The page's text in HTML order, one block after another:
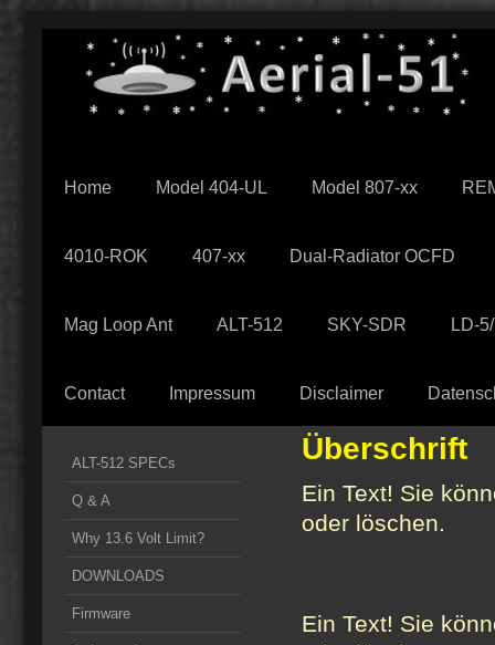
Home Model 404-UL Model 807-xx
4010-ROK 407-xx Dual-Radiator OCFD
Mag Loop Ant ALT-512 SKY-SDR LD-
Contact Impressum Disclaimer
ALT-512 SPECs
Q & A
Why 13.6 Volt Limit?
DOWNLOADS
Firmware
Überschrift
Ein Text! Sie
oder löschen.
Ein Text! Sie